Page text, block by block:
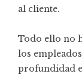
al cliente.
Todo ello no
los
profundidad